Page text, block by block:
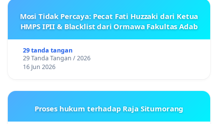
Mosi Tidak Percaya: Pecat Fati Huzzaki dari Ketua
HMPS IPII & Blacklist dari Ormawa Fakultas Adab
29 tanda tangan
29 Tanda Tangan / 2026
16 Jun 2026
Proses hukum terhadap Raja Situmorang